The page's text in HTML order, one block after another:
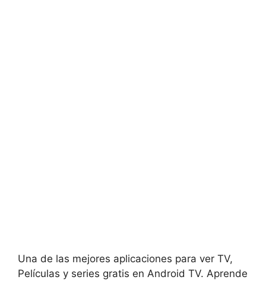
Una de las mejores aplicaciones para ver TV,
Películas y series gratis en Android TV. Aprende